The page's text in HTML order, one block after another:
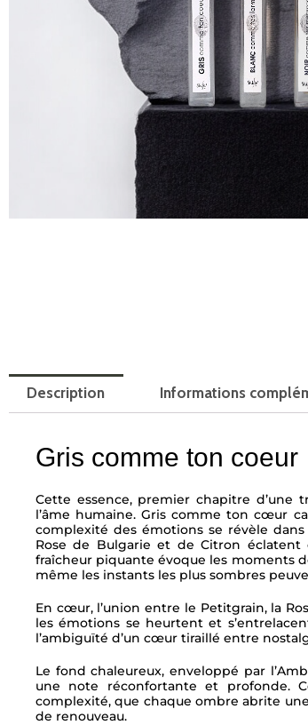
Description Informations
Gris comme ton coeur
Cette essence, premier chapitre
l’âme humaine. Gris comme ton cœur
complexité des émotions se révèle
Rose de Bulgarie et de Citron éclatent
fraîcheur piquante évoque les moments
même les instants les plus sombres
En cœur, l’union entre le Petitgrain, la
les émotions se heurtent et
l’ambiguïté d’un cœur tiraillé entre
Le fond chaleureux, enveloppé par
une note réconfortante et profonde.
complexité, que chaque ombre abrite
de renouveau.